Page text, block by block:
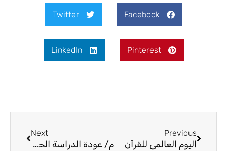
Facebook
Twitter
Pinterest
LinkedIn
Previous
اليوم العالمي للقرآن
Next
م/ عودة الدراسة الحوزوية